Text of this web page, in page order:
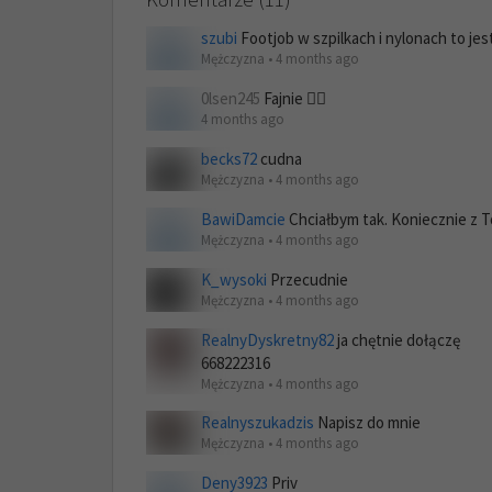
szubi Footjob w szpilkach i nylonach to
Mężczyzna • 4 months ago
0lsen245 Fajnie ❤️‍🔥
4 months ago
becks72 cudna
Mężczyzna • 4 months ago
BawiDamcie Chciałbym tak. Koniecznie z
Mężczyzna • 4 months ago
K_wysoki Przecudnie
Mężczyzna • 4 months ago
RealnyDyskretny82 ja chętnie dołączę
668222316
Mężczyzna • 4 months ago
Realnyszukadzis Napisz do mnie
Mężczyzna • 4 months ago
Deny3923 Priv